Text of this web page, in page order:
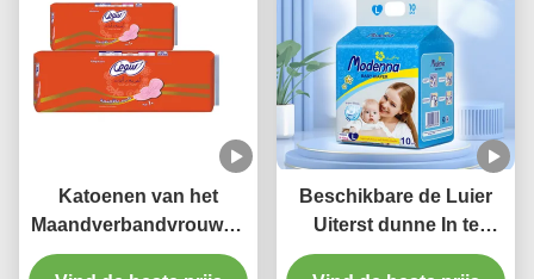
Katoenen van het
Maandverbandvrouwen
van het nachtgebruik
Beschikbare de Luier
Uiterst dunne In te
ademen Katoenen van